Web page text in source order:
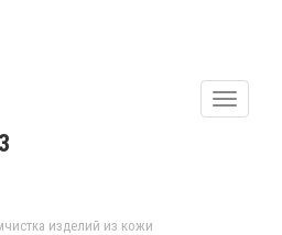
Меню
изделий из кожи